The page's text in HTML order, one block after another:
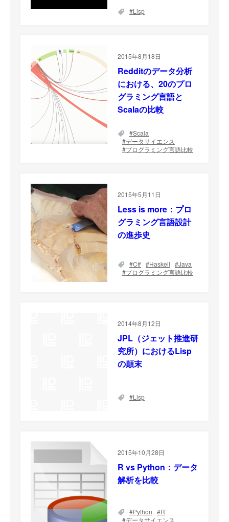
Lisp
2015年8月18日
Redditのデータ分析
における、20のプロ
グラミング言語と
Scalaの比較
Scala
データサイエンス
プログラミング言語比較
2015年5月11日
Less is more：プロ
グラミング言語設計
の進歩史
C# Haskell
Java
プログラミング言語比較
2014年8月12日
JPL（ジェット推進研
究所）におけるLisp
の顛末
Lisp
2015年10月28日
R vs Python：データ
解析を比較
Python
R
データサイエンス